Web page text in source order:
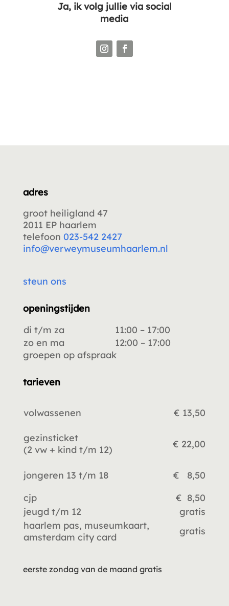
Ja, ik volg jullie via social
media
adres
groot heiligland 47
2011 EP haarlem
telefoon 023-542 2427
info@verweymuseumhaarlem.nl
steun ons
openingstijden
di t/m za
11:00 – 17:00
zo en ma
12:00 – 17:00
groepen op afspraak
tarieven
volwassenen € 13,50
gezinsticket
(2 vw + kind t/m 12) € 22,00
jongeren 13 t/m 18
€ 8,50
cjp
€ 8,50
jeugd t/m 12
gratis
haarlem pas, museumkaart,
amsterdam city card
gratis
eerste zondag van de maand gratis